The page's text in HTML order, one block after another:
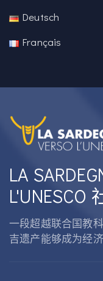
Deutsch
Français
LA
L'UNESCO
一段超越联合国教
吉遗产能够成为经